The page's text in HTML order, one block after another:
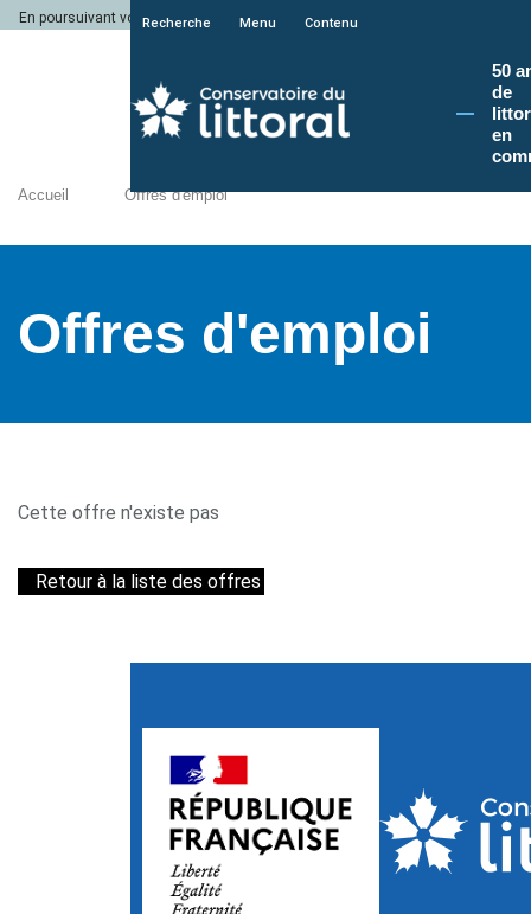
En poursuivant votre navigation sur le site du Conservatoire du littoral, vous
Recherche Menu Contenu
50
de
en
Accueil Offres d'emploi
Offres d'emploi
Cette offre n'existe pas
Retour à la liste des offres